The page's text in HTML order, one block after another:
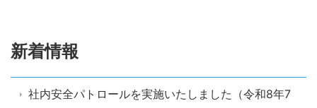
新着情報
社内安全パトロールを実施いたしました（令和8年7